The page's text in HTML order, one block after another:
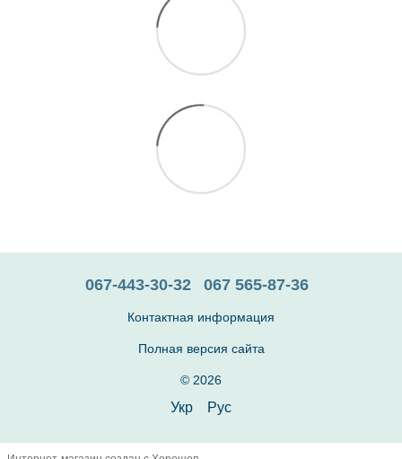
067-443-30-32 067 565-87-36
Контактная информация
Полная версия сайта
© 2026
Укр Рус